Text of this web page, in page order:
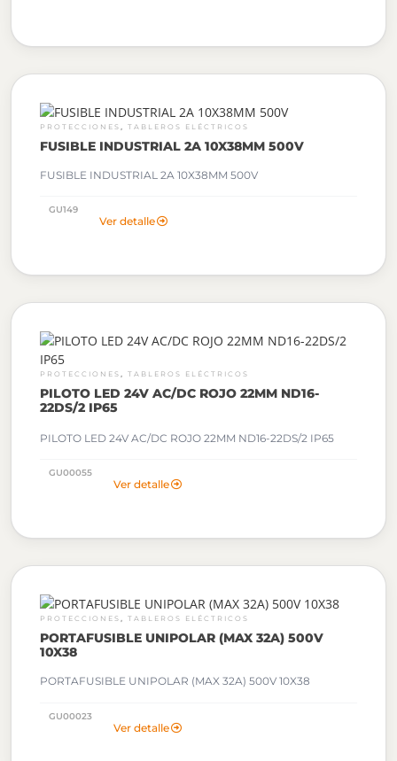
PROTECCIONES TABLEROS ELÉCTRICOS
FUSIBLE INDUSTRIAL 2A 10X38MM 500V
FUSIBLE INDUSTRIAL 2A 10X38MM 500V
GU149
Ver detalle
PROTECCIONES , TABLEROS ELÉCTRICOS
PILOTO LED 24V AC/DC ROJO 22MM ND16-
22DS/2 IP65
PILOTO LED 24V AC/DC ROJO 22MM ND16-22DS/2 IP65
GU00055
Ver detalle
PROTECCIONES TABLEROS ELÉCTRICOS
PORTAFUSIBLE UNIPOLAR (MAX 32A) 500V
10X38
PORTAFUSIBLE UNIPOLAR (MAX 32A) 500V 10X38
GU00023
Ver detalle